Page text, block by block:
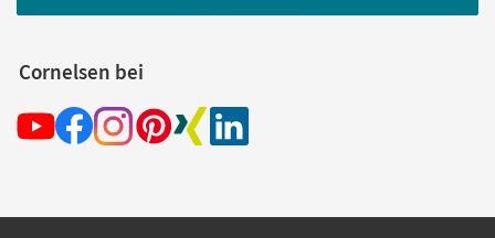
Cornelsen bei